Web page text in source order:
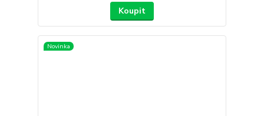
Koupit
Novinka